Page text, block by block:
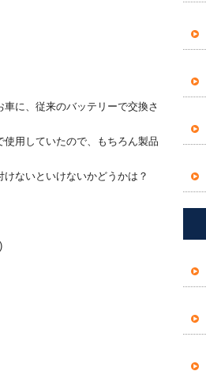
に、従来のバッテリーで交換さ
用していたので、もちろん製品
ないといけないかどうかは？